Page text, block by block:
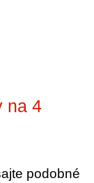
na 4
podobné